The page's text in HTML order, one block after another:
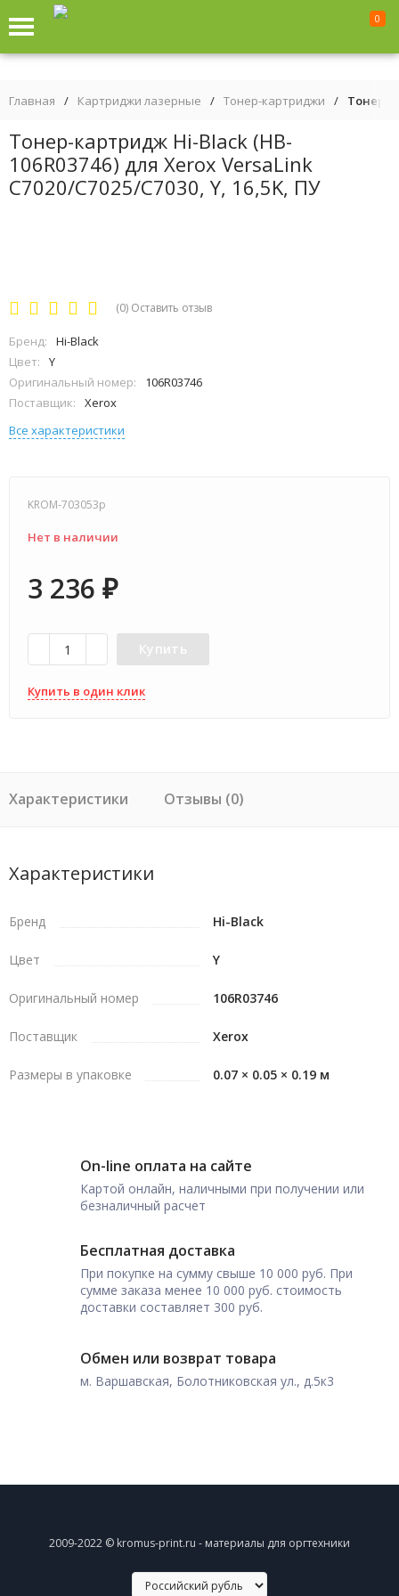
0
Главная / Картриджи лазерные / Тонер-картриджи / Тонер-
Тонер-картридж Hi-Black (HB-
106R03746) для Xerox VersaLink
C7020/C7025/C7030, Y, 16,5K, ПУ
(0) Оставить отзыв
Бренд:
Hi-Black
Цвет:
Y
Оригинальный номер:
106R03746
Поставщик:
Xerox
Все характеристики
KROM-703053p
Нет в наличии
3 236 ₽
Купить
Купить в один клик
Характеристики Отзывы (0)
Характеристики
Бренд Hi-Black
Цвет Y
Оригинальный номер 106R03746
Поставщик Xerox
Размеры в упаковке 0.07 × 0.05 × 0.19 м
On-line оплата на сайте
Картой онлайн, наличными при получении или
безналичный расчет
Бесплатная доставка
При покупке на сумму свыше 10 000 руб. При
сумме заказа менее 10 000 руб. стоимость
доставки составляет 300 руб.
Обмен или возврат товара
м. Варшавская, Болотниковская ул., д.5к3
2009-2022 © kromus-print.ru - материалы для оргтехники